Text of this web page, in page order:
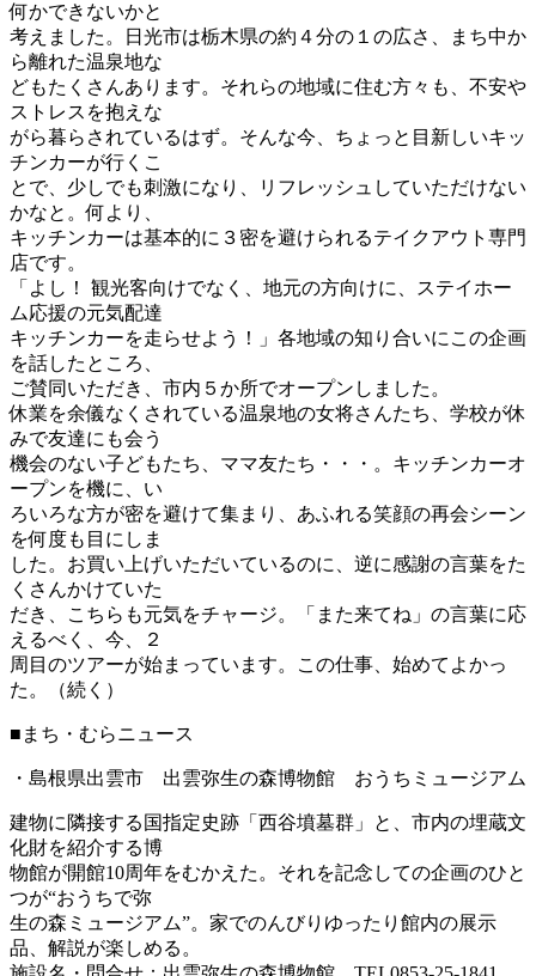
何かできないかと
考えました。日光市は栃木県の約４分の１の広さ、まち中か
ら離れた温泉地な
どもたくさんあります。それらの地域に住む方々も、不安や
ストレスを抱えな
がら暮らされているはず。そんな今、ちょっと目新しいキッ
チンカーが行くこ
とで、少しでも刺激になり、リフレッシュしていただけない
かなと。何より、
キッチンカーは基本的に３密を避けられるテイクアウト専門
店です。
「よし！ 観光客向けでなく、地元の方向けに、ステイホー
ム応援の元気配達
キッチンカーを走らせよう！」各地域の知り合いにこの企画
を話したところ、
ご賛同いただき、市内５か所でオープンしました。
休業を余儀なくされている温泉地の女将さんたち、学校が休
みで友達にも会う
機会のない子どもたち、ママ友たち・・・。キッチンカーオ
ープンを機に、い
ろいろな方が密を避けて集まり、あふれる笑顔の再会シーン
を何度も目にしま
した。お買い上げいただいているのに、逆に感謝の言葉をた
くさんかけていた
だき、こちらも元気をチャージ。「また来てね」の言葉に応
えるべく、今、２
周目のツアーが始まっています。この仕事、始めてよかっ
た。（続く）
■まち・むらニュース
・島根県出雲市 出雲弥生の森博物館 おうちミュージアム
建物に隣接する国指定史跡「西谷墳墓群」と、市内の埋蔵文
化財を紹介する博
物館が開館10周年をむかえた。それを記念しての企画のひと
つが“おうちで弥
生の森ミュージアム”。家でのんびりゆったり館内の展示
品、解説が楽しめる。